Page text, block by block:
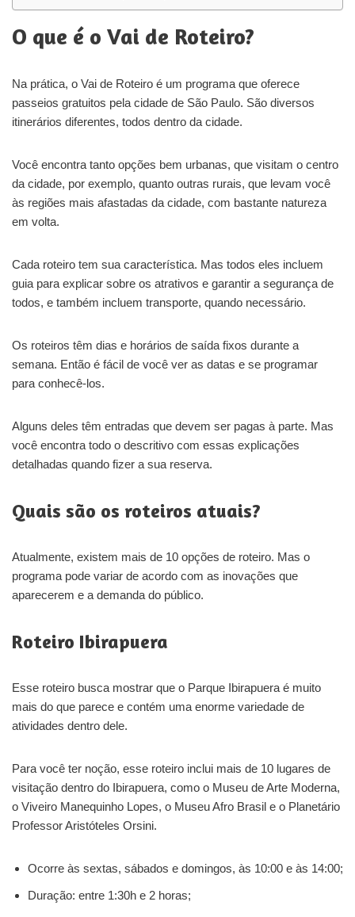
O que é o Vai de Roteiro?
Na prática, o Vai de Roteiro é um programa que oferece
passeios gratuitos pela cidade de São Paulo. São diversos
itinerários diferentes, todos dentro da cidade.
Você encontra tanto opções bem urbanas, que visitam o centro
da cidade, por exemplo, quanto outras rurais, que levam você
às regiões mais afastadas da cidade, com bastante natureza
em volta.
Cada roteiro tem sua característica. Mas todos eles incluem
guia para explicar sobre os atrativos e garantir a segurança de
todos, e também incluem transporte, quando necessário.
Os roteiros têm dias e horários de saída fixos durante a
semana. Então é fácil de você ver as datas e se programar
para conhecê-los.
Alguns deles têm entradas que devem ser pagas à parte. Mas
você encontra todo o descritivo com essas explicações
detalhadas quando fizer a sua reserva.
Quais são os roteiros atuais?
Atualmente, existem mais de 10 opções de roteiro. Mas o
programa pode variar de acordo com as inovações que
aparecerem e a demanda do público.
Roteiro Ibirapuera
Esse roteiro busca mostrar que o Parque Ibirapuera é muito
mais do que parece e contém uma enorme variedade de
atividades dentro dele.
Para você ter noção, esse roteiro inclui mais de 10 lugares de
visitação dentro do Ibirapuera, como o Museu de Arte Moderna,
o Viveiro Manequinho Lopes, o Museu Afro Brasil e o Planetário
Professor Aristóteles Orsini.
Ocorre às sextas, sábados e domingos, às 10:00 e às 14:00;
Duração: entre 1:30h e 2 horas;